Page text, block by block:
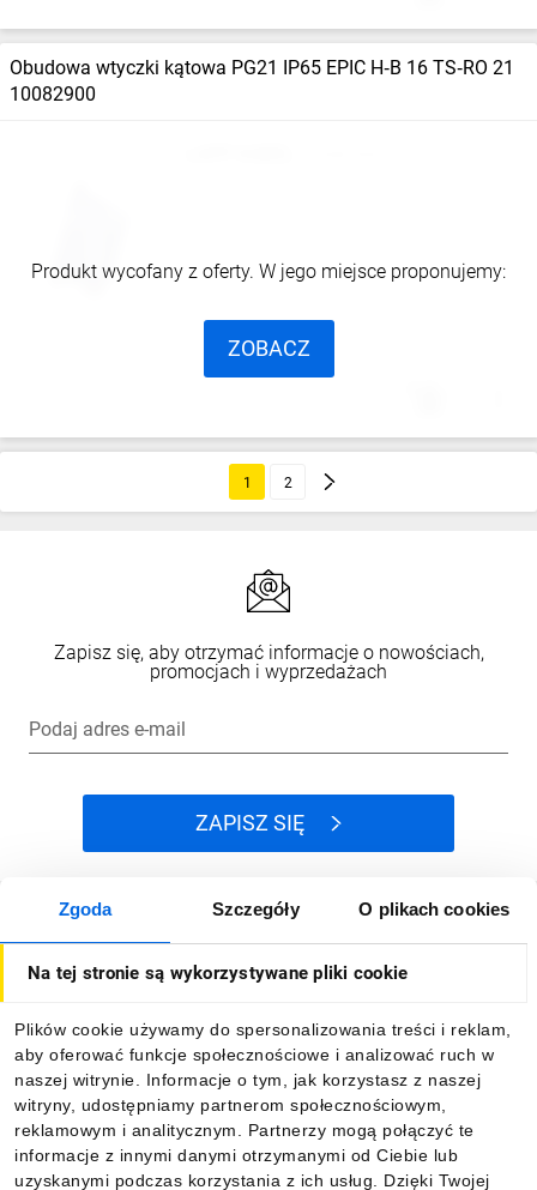
Zgoda Szczegóły O plikach cookies
Na tej stronie są wykorzystywane pliki cookie
Plików cookie używamy do spersonalizowania treści i reklam,
aby oferować funkcje społecznościowe i analizować ruch w
naszej witrynie. Informacje o tym, jak korzystasz z naszej
witryny, udostępniamy partnerom społecznościowym,
reklamowym i analitycznym. Partnerzy mogą połączyć te
informacje z innymi danymi otrzymanymi od Ciebie lub
uzyskanymi podczas korzystania z ich usług. Dzięki Twojej
Obudowa wtyczki kątowa PG21 IP65 EPIC H‑B 16 TS‑RO 21
10082900
Produkt wycofany z oferty. W jego miejsce proponujemy:
ZOBACZ
1 2
Zapisz się, aby otrzymać informacje o nowościach,
promocjach i wyprzedażach
Podaj adres e-mail
ZAPISZ SIĘ
Dla kupujących
Informacje